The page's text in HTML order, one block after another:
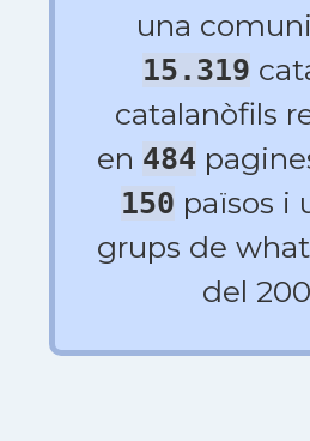
una
15.319
catalanòfils
en 484
150 països i
grups de
del